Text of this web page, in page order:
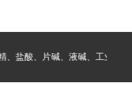
盐酸、片碱、液碱、工业盐